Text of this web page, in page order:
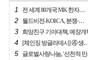
1
전 세계 80개국 MK 한자…
2 월드비전-KOICA, 분쟁·…
3 희망친구 기아대책, 예장
4 [체인징 방글라데시] ④ 생
5 글로벌사랑나눔, '선천적